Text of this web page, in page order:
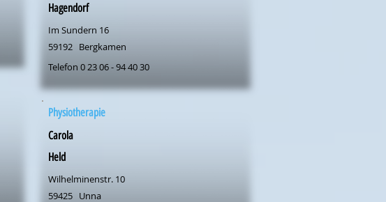
Hagendorf
Im Sundern 16
59192 Bergkamen
Telefon 0 23 06 - 94 40 30
Physiotherapie
Carola
Held
Wilhelminenstr. 10
59425 Unna